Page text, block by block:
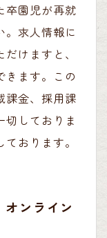
卒園児が再就
。求人情報に
けますと、
きます。この
課金、採用課
切しておりま
おります。
オンライン